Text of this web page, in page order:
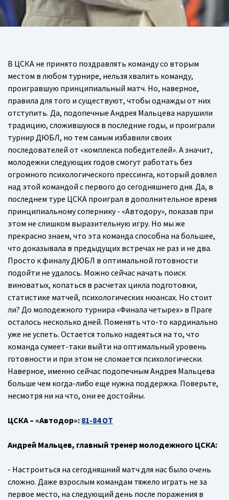
В ЦСКА не принято поздравлять команду со вторым
местом в любом турнире, нельзя хвалить команду,
проигравшую принципиальный матч. Но, наверное,
правила для того и существуют, чтобы однажды от них
отступить. Да, подопечные Андрея Мальцева нарушили
традицию, сложившуюся в последние годы, и проиграли
турнир ДЮБЛ, но тем самым избавили своих
последователей от «комплекса победителей». А значит,
молодежки следующих годов смогут работать без
огромного психологического прессинга, который довлел
над этой командой с первого до сегодняшнего дня. Да, в
последнем туре ЦСКА проиграл в дополнительное время
принципиальному сопернику - «Автодору», показав при
этом не слишком выразительную игру. Но мы же
прекрасно знаем, что эта команда способна на большее,
что доказывала в предыдущих встречах не раз и не два.
Просто к финалу ДЮБЛ в оптимальной готовности
подойти не удалось. Можно сейчас начать поиск
виноватых, копаться в расчетах цикла подготовки,
статистике матчей, психологических нюансах. Но стоит
ли? До молодежного турнира «Финала четырех» в Праге
осталось несколько дней. Поменять что-то кардинально
уже не успеть. Остается только надеяться на то, что
команда сумеет-таки выйти на оптимальный уровень
готовности и при этом не сломается психологически.
Наверное, именно сейчас подопечным Андрея Мальцева
больше чем когда-либо еще нужна поддержка. Поверьте,
несмотря ни на что, они ее достойны.
ЦСКА – «Автодор»: 81-84 ОТ
Андрей Мальцев, главный тренер молодежного ЦСКА:
- Настроиться на сегодняшний матч для нас было очень
сложно. Даже взрослым командам тяжело играть не за
первое место, на следующий день после поражения в